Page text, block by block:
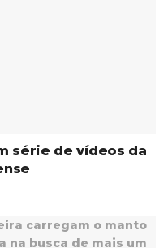
série de vídeos da